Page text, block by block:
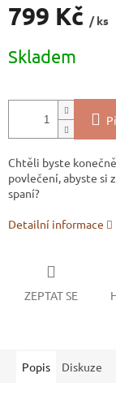
799 Kč / ks
cena:
Skladem
Chtěli byste
povlečení, abyste si
spaní?
Detailní informace
ZEPTAT SE
Popis Diskuze